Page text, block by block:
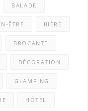
BALADE
ÊTRE BIÈRE
BROCANTE
DÉCORATION
GLAMPING
HÔTEL